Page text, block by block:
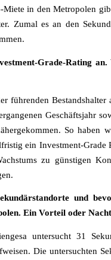
in den Metropolen
Zumal es an den
Grade-Rating
führenden
Geschäftsjahr
So haben
ein Investment-
zu günstigen
und
Ein Vorteil oder
untersucht 31
Die untersuchten